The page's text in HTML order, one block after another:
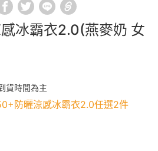
冰霸衣2.0(燕麥奶 女
貨時間為主
防曬涼感冰霸衣2.0任選2件